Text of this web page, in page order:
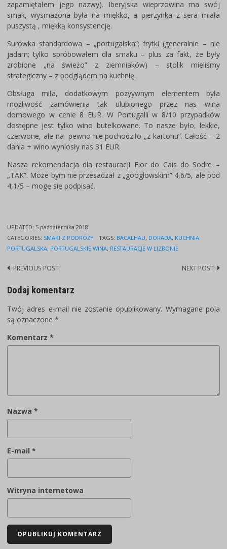
zapamiętałem jego nazwy). Iberyjska wieprzowina ma swój
smak, wysmażona była na miękko, a pierzynka z sera miała
puszystą , miękką konsystencję.
Surówka standardowa – „portugalska”; frytki (generalnie – nie
jadam; tylko spróbowałem dla smaku – plus za fakt, że były
zrobione „na świeżo” z ziemniaków) – stolik mieliśmy
strategiczny – z podglądem na kuchnię.
Obsługa miła, dodatkowym pozyywnym elementem była
możliwość zamówienia tak ulubionego przez nas wina
domowego w cenie 8 EUR. W Portugalii w 8/10 przypadków
dostępne jest tylko wino butelkowane. To nasze było, lekkie,
czerwone, ale na pewno nie pochodziło „z kartonu”. Całość – 2
dania + wino wyniosły nas 31 EUR.
Nasza rekomendacja dla restauracji Flor do Cais do Sodre –
„TAK”. Może bym nie przesadzał z „googlowskim” 4,6/5, ale pod
4,1/5 – mogę się podpisać.
UPDATED: 5 października 2018
CATEGORIES: SMAKI Z PODRÓŻY TAGS: BACALHAU, DORADA, KUCHNIA
PORTUGALSKA, PORTUGALSKIE WINA, RESTAURACJE W LIZBONIE
Post
navigation
PREVIOUS POST NEXT POST
Dodaj komentarz
Twój adres e-mail nie zostanie opublikowany. Wymagane pola
są oznaczone*
Komentarz*
Nazwa*
E-mail*
Witryna internetowa